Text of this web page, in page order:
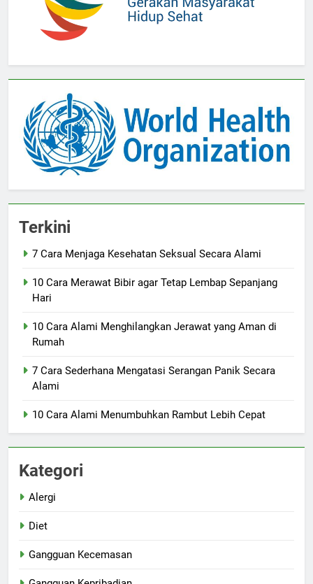
Terkini
7 Cara Menjaga Kesehatan Seksual Secara Alami
10 Cara Merawat Bibir agar Tetap Lembap Sepanjang
Hari
10 Cara Alami Menghilangkan Jerawat yang Aman di
Rumah
7 Cara Sederhana Mengatasi Serangan Panik Secara
Alami
10 Cara Alami Menumbuhkan Rambut Lebih Cepat
Kategori
Alergi
Diet
Gangguan Kecemasan